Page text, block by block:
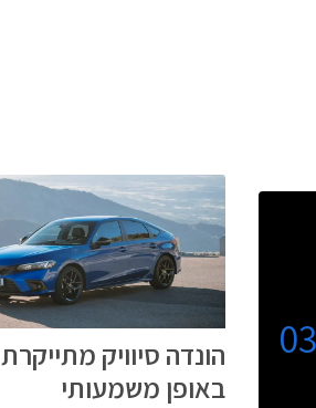
הונדה סיוויק מתייקרת
באופן משמעותי